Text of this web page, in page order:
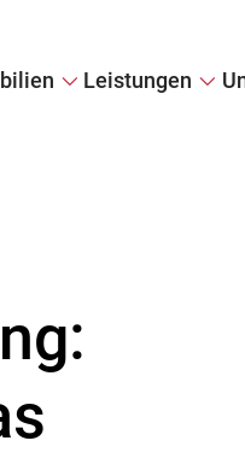
Leistungen